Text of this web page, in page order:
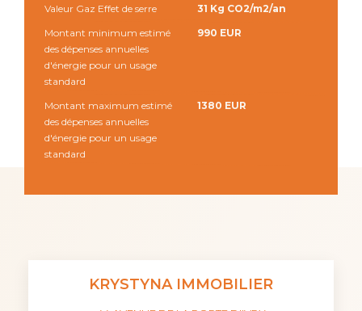
Valeur Gaz Effet de serre
31 Kg CO2/m2/an
Montant minimum estimé
des dépenses annuelles
d'énergie pour un usage
standard
990 EUR
Montant maximum estimé
des dépenses annuelles
d'énergie pour un usage
standard
1380 EUR
KRYSTYNA IMMOBILIER